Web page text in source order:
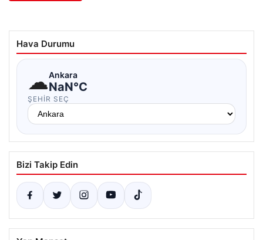
Hava Durumu
☁Ankara
NaN°C
ŞEHIR SEÇ
Bizi Takip Edin